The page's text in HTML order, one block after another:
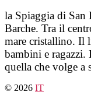
Salta
al
contenuto
la Spiaggia di San
Barche. Tra il
mare cristallino. Il
bambini e ragazzi.
quella che volge a
© 2026 IT